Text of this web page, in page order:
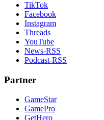
TikTok
Facebook
Instagram
Threads
YouTube
News-RSS
Podcast-RSS
Partner
GameStar
GamePro
GetHero